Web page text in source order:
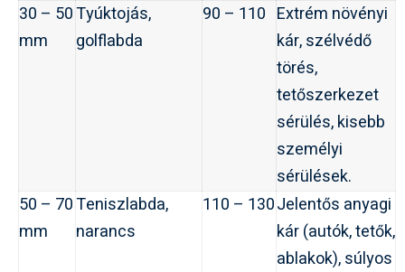
30 – 50
mm
Tyúktojás,
golflabda
90 – 110 Extrém növényi
kár, szélvédő
törés,
tetőszerkezet
sérülés, kisebb
személyi
sérülések.
50 – 70
mm
Teniszlabda,
narancs
110 – 130Jelentős anyagi
kár (autók, tetők,
ablakok), súlyos